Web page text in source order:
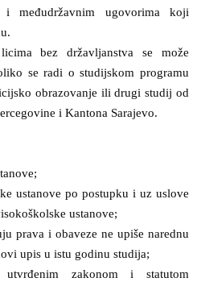
i međudržavnim ugovorima koji
bez državljanstva se može
se radi o studijskom programu
obrazovanje ili drugi studij od
i Kantona Sarajevo.
ustanove po postupku i uz uslove
ustanove;
prava i obaveze ne upiše narednu
upis u istu godinu studija;
zakonom i statutom